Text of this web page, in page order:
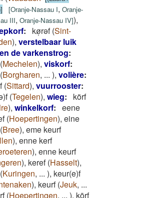
[Oranje-Nassau I, Oranje-
III, Oranje-Nassau IV]),
: kø̜rǝf(Sint-
), verstelbaar luik
de varkenstrog:
Mechelen), viskorf:
Borgharen, ... ), volière:
(Sittard), vuurrooster:
(Tegelen), wieg:
körf
), winkelkorf: eene
(Hoepertingen), eine
Bree), eme keurf
), enne kerf
), enne keurf
), keref(Hasselt),
Kuringen, ... ), keur(e)f
), keurf(Jeuk, ...
(Hoepertingen, ... ), kōrf